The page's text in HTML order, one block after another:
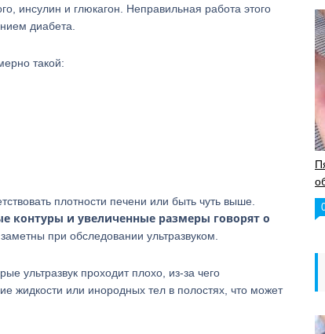
инсулин и глюкагон. Неправильная работа этого
диабета.
такой:
плотности печени или быть чуть выше.
контуры и увеличенные размеры говорят о
при обследовании ультразвуком.
ультразвук проходит плохо, из-за чего
жидкости или инородных тел в полостях, что может